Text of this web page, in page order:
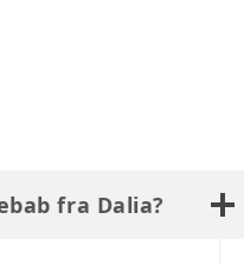
fra Dalia?